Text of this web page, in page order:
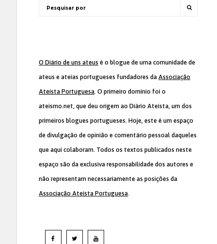
O Diário de uns ateus é o blogue de uma comunidade de
ateus e ateias portugueses fundadores da Associação
Ateísta Portuguesa. O primeiro domínio foi o
ateismo.net, que deu origem ao Diário Ateísta, um dos
primeiros blogues portugueses. Hoje, este é um espaço
de divulgação de opinião e comentário pessoal daqueles
que aqui colaboram. Todos os textos publicados neste
espaço são da exclusiva responsabilidade dos autores e
não representam necessariamente as posições da
Associação Ateísta Portuguesa.